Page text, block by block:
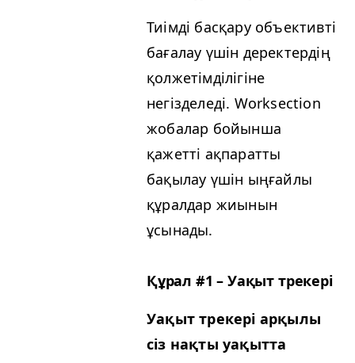
Тиімді басқару объективті
бағалау үшін деректердің
қолжетімділігіне
негізделеді. Work­sec­tion
жобалар бойынша
қажетті ақпаратты
бақылау үшін ыңғайлы
құралдар жиынын
ұсынады.
Құрал #1 – Уақыт трекері
Уақыт трекері арқылы
сіз нақты уақытта